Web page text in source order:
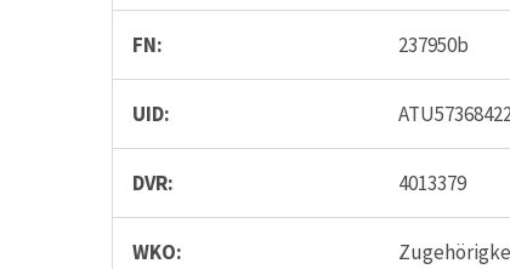
FN: 237950b
UID:
DVR: 4013379
WKO: